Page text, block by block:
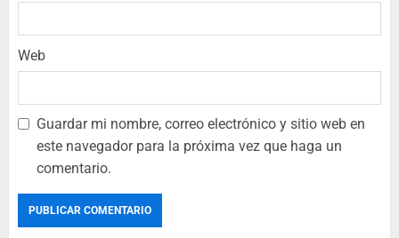
Web
Guardar mi nombre, correo electrónico y sitio web en
este navegador para la próxima vez que haga un
comentario.